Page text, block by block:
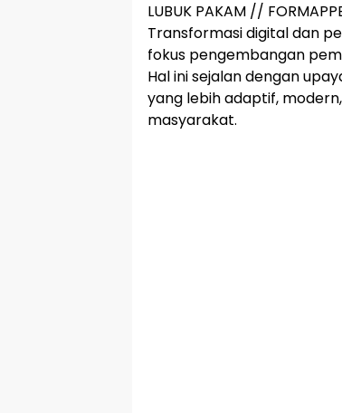
LUBUK PAKAM //
Transformasi digital dan
fokus pengembangan
Hal ini sejalan dengan
yang lebih adaptif,
masyarakat.